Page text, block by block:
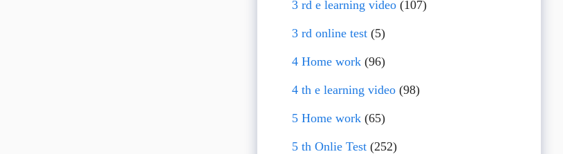
3 rd e learning video(107)
3 rd online test(5)
4 Home work(96)
4 th e learning video(98)
5 Home work(65)
5 th Onlie Test(252)